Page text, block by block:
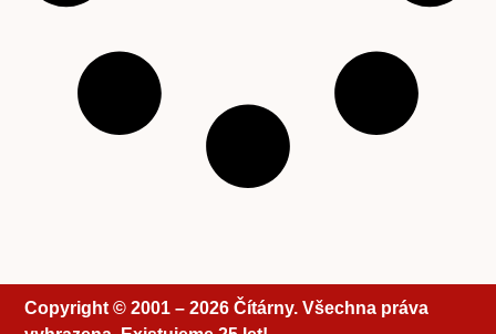
Copyright © 2001 – 2026 Čítárny. Všechna práva